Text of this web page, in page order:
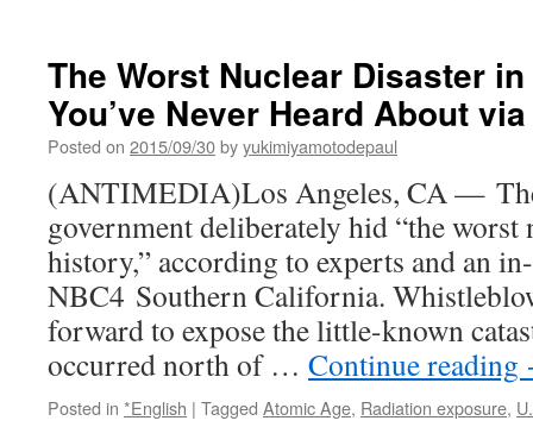
The Worst Nuclear Disaster
You’ve Never Heard About
Posted on 2015/09/30byyukimiyamotodepaul
(ANTIMEDIA)Los Angeles, CA —
government deliberately hid “the worst
history,” according to experts and an
NBC4 Southern California.
forward to expose the little-known
occurred north of … Continue reading
Posted in *English | Tagged Atomic Age, Radiation exposure,